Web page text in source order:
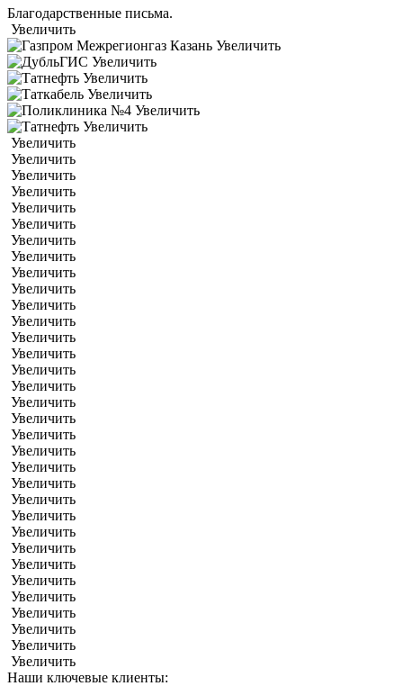
Благодарственные письма.
Увеличить
Увеличить
Увеличить
Увеличить
Увеличить
Увеличить
Увеличить
Увеличить
Увеличить
Увеличить
Увеличить
Увеличить
Увеличить
Увеличить
Увеличить
Увеличить
Увеличить
Увеличить
Увеличить
Увеличить
Увеличить
Увеличить
Увеличить
Увеличить
Увеличить
Увеличить
Увеличить
Увеличить
Увеличить
Увеличить
Увеличить
Увеличить
Увеличить
Увеличить
Увеличить
Увеличить
Увеличить
Увеличить
Увеличить
Увеличить
Наши ключевые клиенты: